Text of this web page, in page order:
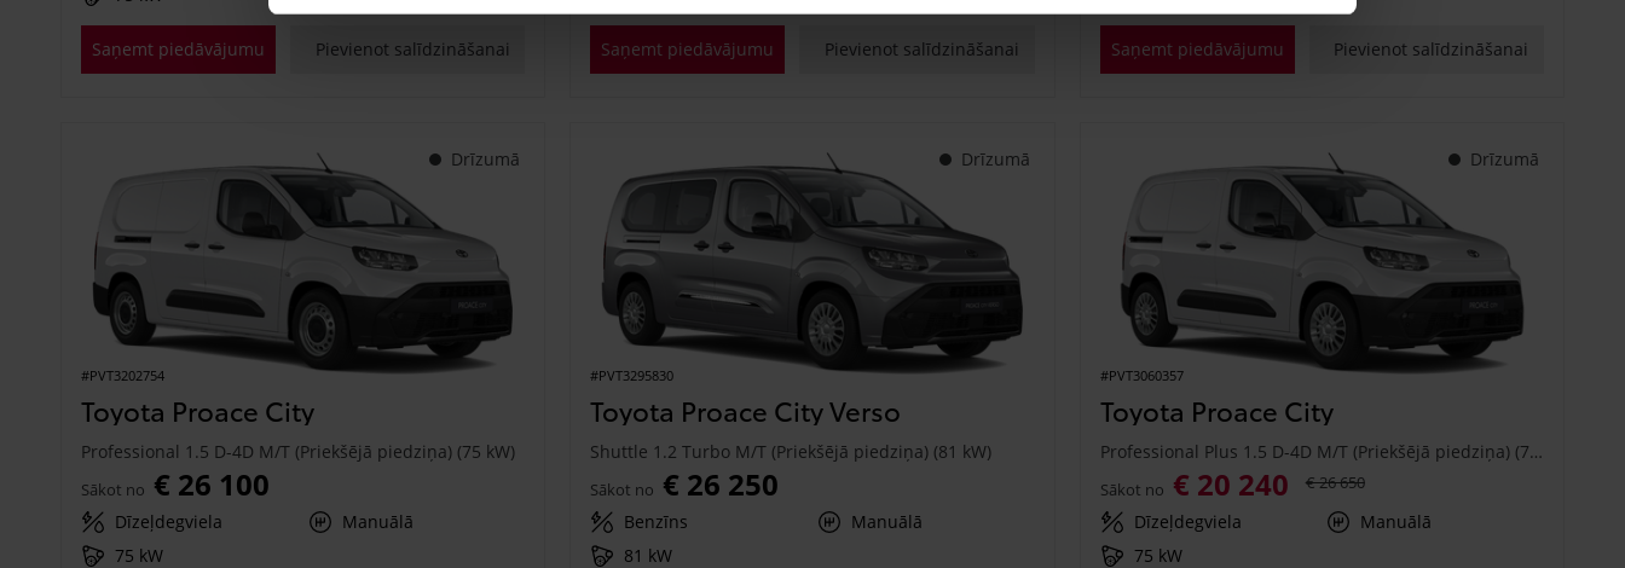
Saņemt piedāvājumu Pievienot salīdzināšanai Saņemt piedāvājumu Pievienot salīdzināšanai Saņemt piedāvājumu Pievienot salīdzināšanai
Drīzumā
#PVT3202754
Toyota Proace City
Professional 1.5 D-4D M/T (Priekšējā piedziņa) (75 kW)
Sākot no € 26 100
Dīzeļdegviela
Manuālā
75 kW
Drīzumā
#PVT3295830
Toyota Proace City Verso
Shuttle 1.2 Turbo M/T (Priekšējā piedziņa) (81 kW)
Sākot no € 26 250
Benzīns
Manuālā
81 kW
Drīzumā
#PVT3060357
Toyota Proace City
Professional Plus 1.5 D-4D M/T (Priekšējā piedziņa) (75 kW)
Sākot no € 20 240 € 26 650
Dīzeļdegviela
Manuālā
75 kW